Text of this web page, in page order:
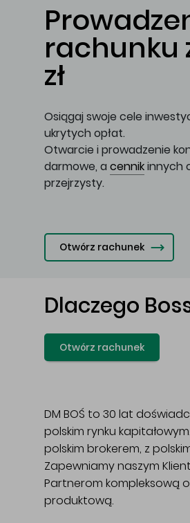
rachunku
zł
Osiągaj swoje cele
ukrytych opłat.
Otwarcie i prowadzenie
darmowe, a cennikinnych
przejrzysty.
Otwórz rachunek
Dlaczego
Otwórz rachunek
DM BOŚ to 30 lat
polskim rynku
polskim brokerem, z
Zapewniamy naszym
Partnerom kompleksową
produktową.